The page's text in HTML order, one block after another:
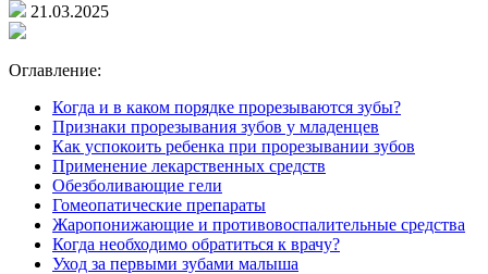
21.03.2025
Оглавление:
Когда и в каком порядке прорезываются зубы?
Признаки прорезывания зубов у младенцев
Как успокоить ребенка при прорезывании зубов
Применение лекарственных средств
Обезболивающие гели
Гомеопатические препараты
Жаропонижающие и противовоспалительные средства
Когда необходимо обратиться к врачу?
Уход за первыми зубами малыша